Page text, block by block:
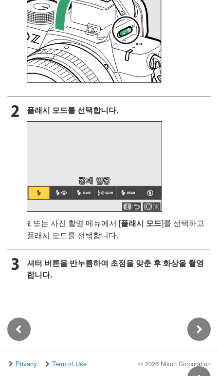
플래시 모드를 선택합니다.
i 또는 사진 촬영 메뉴에서 [플래시 모드]를 선택하고
플래시 모드를 선택합니다.
셔터 버튼을 반누름하여 초점을 맞춘 후 화상을 촬영
합니다.
Privacy Term of Use © 2026 Nikon Corporation